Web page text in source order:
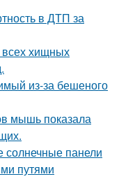
в ДТП за
хищных
из-за бешеного
мышь показала
панели
путями